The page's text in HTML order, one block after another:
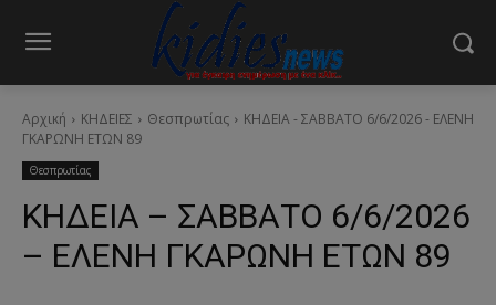
Αρχική ΚΗΔΕΙΕΣ Θεσπρωτίας
ΚΗΔΕΙΑ - ΣΑΒΒΑΤΟ 6/6/2026 - ΕΛΕΝΗ
ΓΚΑΡΩΝΗ ΕΤΩΝ 89
Θεσπρωτίας
ΚΗΔΕΙΑ – ΣΑΒΒΑΤΟ 6/6/2026
– ΕΛΕΝΗ ΓΚΑΡΩΝΗ ΕΤΩΝ 89